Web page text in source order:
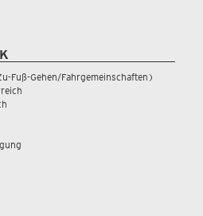
Fuß-Gehen/Fahrgemeinschaften)